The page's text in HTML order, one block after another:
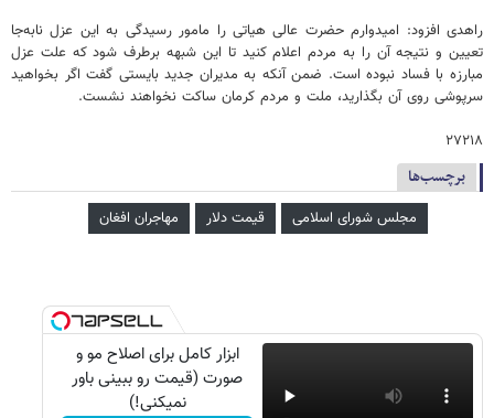
راهدی افزود: امیدوارم حضرت عالی هیاتی را مامور رسیدگی به این عزل نابه‌جا
تعیین و نتیجه آن را به مردم اعلام کنید تا این شبهه برطرف شود که علت عزل
مبارزه با فساد نبوده است. ضمن آنکه به مدیران جدید بایستی گفت اگر بخواهید
سرپوشی روی آن بگذارید، ملت و مردم کرمان ساکت نخواهند نشست.
۲۷۲۱۸
برچسب‌ها
مجلس شورای اسلامی قیمت دلار مهاجران افغان
ابزار کامل برای اصلاح مو و
صورت (قیمت رو ببینی باور
نمیکنی!)